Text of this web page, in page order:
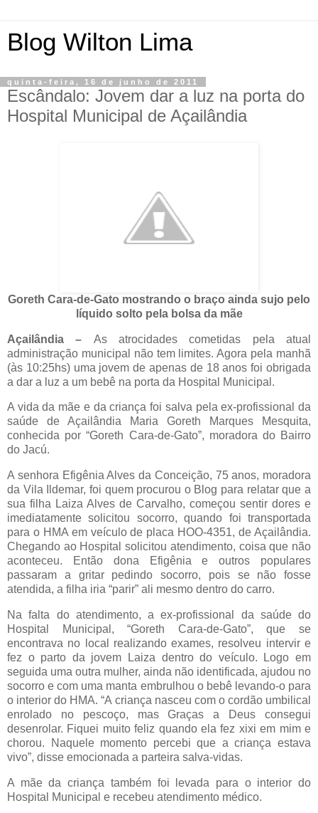
Blog Wilton Lima
quinta-feira, 16 de junho de 2011
Escândalo: Jovem dar a luz na porta do
Hospital Municipal de Açailândia
Goreth Cara-de-Gato mostrando o braço ainda sujo pelo
líquido solto pela bolsa da mãe
Açailândia – As atrocidades cometidas pela atual
administração municipal não tem limites. Agora pela manhã
(às 10:25hs) uma jovem de apenas de 18 anos foi obrigada
a dar a luz a um bebê na porta da Hospital Municipal.
A vida da mãe e da criança foi salva pela ex-profissional da
saúde de Açailândia Maria Goreth Marques Mesquita,
conhecida por “Goreth Cara-de-Gato”, moradora do Bairro
do Jacú.
A senhora Efigênia Alves da Conceição, 75 anos, moradora
da Vila Ildemar, foi quem procurou o Blog para relatar que a
sua filha Laiza Alves de Carvalho, começou sentir dores e
imediatamente solicitou socorro, quando foi transportada
para o HMA em veículo de placa HOO-4351, de Açailândia.
Chegando ao Hospital solicitou atendimento, coisa que não
aconteceu. Então dona Efigênia e outros populares
passaram a gritar pedindo socorro, pois se não fosse
atendida, a filha iria “parir” ali mesmo dentro do carro.
Na falta do atendimento, a ex-profissional da saúde do
Hospital Municipal, “Goreth Cara-de-Gato”, que se
encontrava no local realizando exames, resolveu intervir e
fez o parto da jovem Laiza dentro do veículo. Logo em
seguida uma outra mulher, ainda não identificada, ajudou no
socorro e com uma manta embrulhou o bebê levando-o para
o interior do HMA. “A criança nasceu com o cordão umbilical
enrolado no pescoço, mas Graças a Deus consegui
desenrolar. Fiquei muito feliz quando ela fez xixi em mim e
chorou. Naquele momento percebi que a criança estava
vivo”, disse emocionada a parteira salva-vidas.
A mãe da criança também foi levada para o interior do
Hospital Municipal e recebeu atendimento médico.